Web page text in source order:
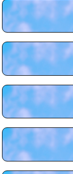
マス交換（深さ
マス交換（深さ
コンクリート斫
コンクリート斫
モルタル補修（
追加人工